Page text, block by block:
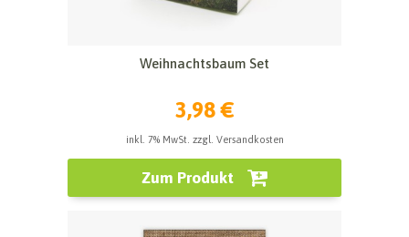
Weihnachtsbaum Set
3,98 €
inkl. 7% MwSt. zzgl. Versandkosten
Zum Produkt